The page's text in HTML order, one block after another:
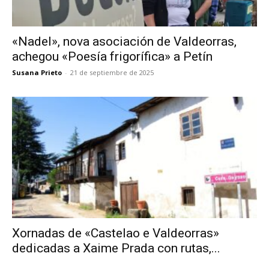
«Nadel», nova asociación de Valdeorras,
achegou «Poesía frigorífica» a Petín
Susana Prieto - 21 de septiembre de 2025
Xornadas de «Castelao e Valdeorras»
dedicadas a Xaime Prada con rutas,...